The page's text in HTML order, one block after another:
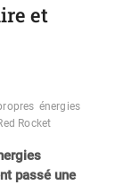
et
énergies
Rocket
passé une